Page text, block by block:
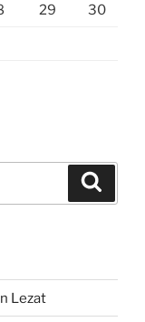
29 30
Lezat